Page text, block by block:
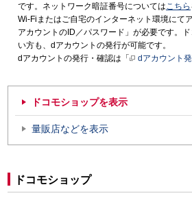
です。ネットワーク暗証番号についてはこちら
Wi-Fiまたはご自宅のインターネット環境にて
アカウントのID／パスワード」が必要です。
い方も、dアカウントの発行が可能です。
dアカウントの発行・確認は「
dアカウント
ドコモショップを表示
量販店などを表示
ドコモショップ